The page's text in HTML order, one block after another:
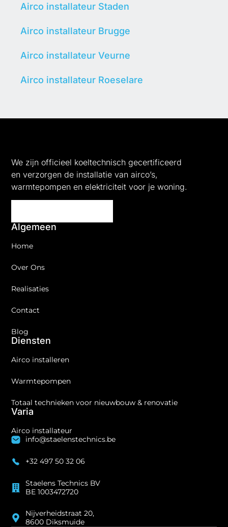
Airco installateur Staden
Airco installateur Brugge
Airco installateur Veurne
Airco installateur Roeselare
We zijn officieel koeltechnisch gecertificeerd
en verzorgen de installatie van airco’s,
warmtepompen en elektriciteit voor je woning.
Algemeen
Home
Over Ons
Realisaties
Contact
Blog
Diensten
Airco installeren
Warmtepompen
Totaal technieken voor nieuwbouw & renovatie
Varia
Airco installateur
info@staelenstechnics.be
+32 497 50 32 06
Staelens Technics BV
BE 1003472720
Nijverheidstraat 20,
8600 Diksmuide